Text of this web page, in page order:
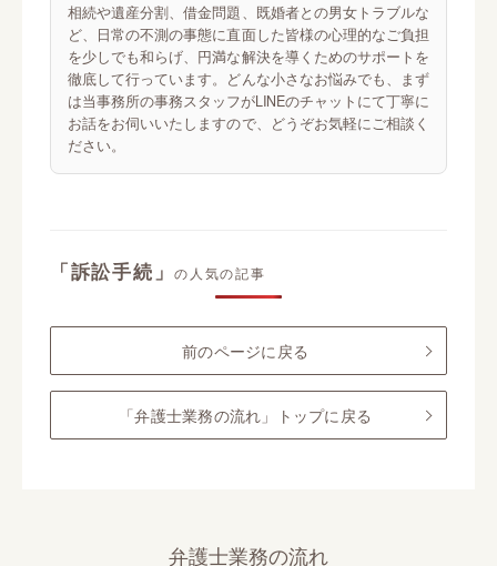
相続や遺産分割、借金問題、既婚者との男女トラブルな
ど、日常の不測の事態に直面した皆様の心理的なご負担
を少しでも和らげ、円満な解決を導くためのサポートを
徹底して行っています。どんな小さなお悩みでも、まず
は当事務所の事務スタッフがLINEのチャットにて丁寧に
お話をお伺いいたしますので、どうぞお気軽にご相談く
ださい。
「訴訟手続」の人気の記事
前のページに戻る
「弁護士業務の流れ」トップに戻る
弁護士業務の流れ